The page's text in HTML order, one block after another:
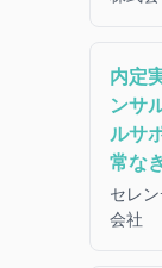
内定
ンサ
ルサ
常な
セレ
会社